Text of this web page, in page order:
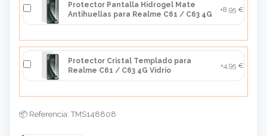
Protector Pantalla Hidrogel Mate
Antihuellas para Realme C61 / C63 4G
+8,95 €
Protector Cristal Templado para
Realme C61 / C63 4G Vidrio
+4,95 €
Referencia: TMS148808